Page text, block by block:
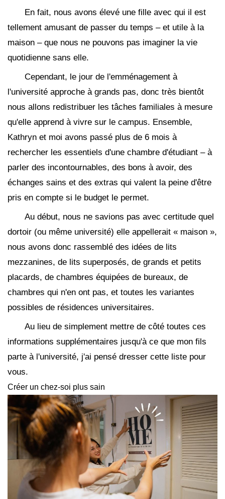
En fait, nous avons élevé une fille avec qui il est
tellement amusant de passer du temps – et utile à la
maison – que nous ne pouvons pas imaginer la vie
quotidienne sans elle.
Cependant, le jour de l'emménagement à
l'université approche à grands pas, donc très bientôt
nous allons redistribuer les tâches familiales à mesure
qu'elle apprend à vivre sur le campus. Ensemble,
Kathryn et moi avons passé plus de 6 mois à
rechercher les essentiels d'une chambre d'étudiant – à
parler des incontournables, des bons à avoir, des
échanges sains et des extras qui valent la peine d'être
pris en compte si le budget le permet.
Au début, nous ne savions pas avec certitude quel
dortoir (ou même université) elle appellerait « maison »,
nous avons donc rassemblé des idées de lits
mezzanines, de lits superposés, de grands et petits
placards, de chambres équipées de bureaux, de
chambres qui n'en ont pas, et toutes les variantes
possibles de résidences universitaires.
Au lieu de simplement mettre de côté toutes ces
informations supplémentaires jusqu'à ce que mon fils
parte à l'université, j'ai pensé dresser cette liste pour
vous.
Créer un chez-soi plus sain